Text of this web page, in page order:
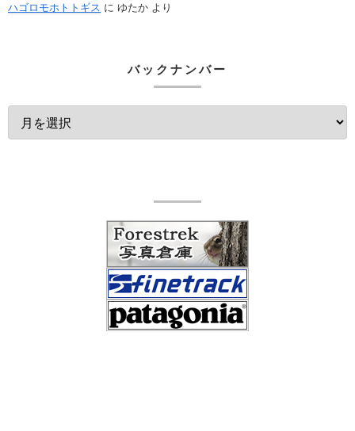
ハゴロモホトトギス に ゆたか より
バックナンバー